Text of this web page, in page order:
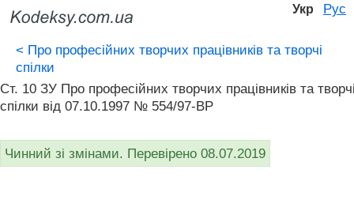
Укр Рус
< Про професійних творчих працівників та творчі
спілки
Ст. 10 ЗУ Про професійних творчих працівників та
спілки від 07.10.1997 № 554/97-ВР
Чинний зі змінами. Перевірено 08.07.2019